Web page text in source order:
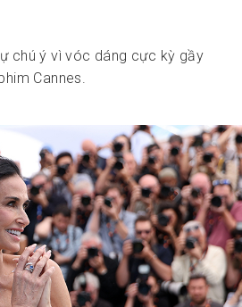
chú ý vì vóc dáng cực kỳ gầy
Cannes.